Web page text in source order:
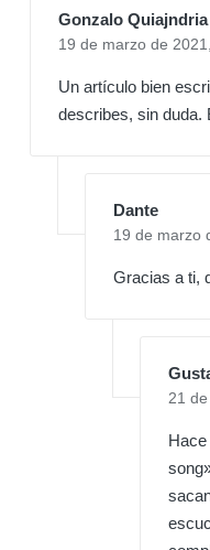
Gonzalo Quiajndria
19 de marzo de 2021,
Un artículo bien
describes, sin duda.
Dante
19 de marzo
Gracias a ti,
21